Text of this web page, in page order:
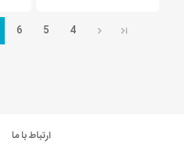
4
5
6
ارتباط با ما